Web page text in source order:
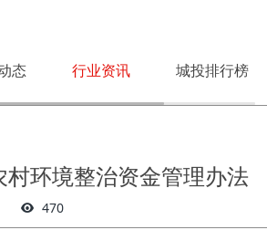
态 行业资讯 城投排行榜
村环境整治资金管理办法
470